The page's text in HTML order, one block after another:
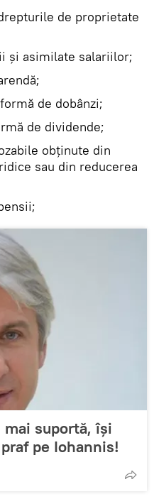
de proprietate
şi asimilate salariilor;
de dobânzi;
de dividende;
obţinute din
sau din reducerea
mai suportă, își
pe Iohannis!